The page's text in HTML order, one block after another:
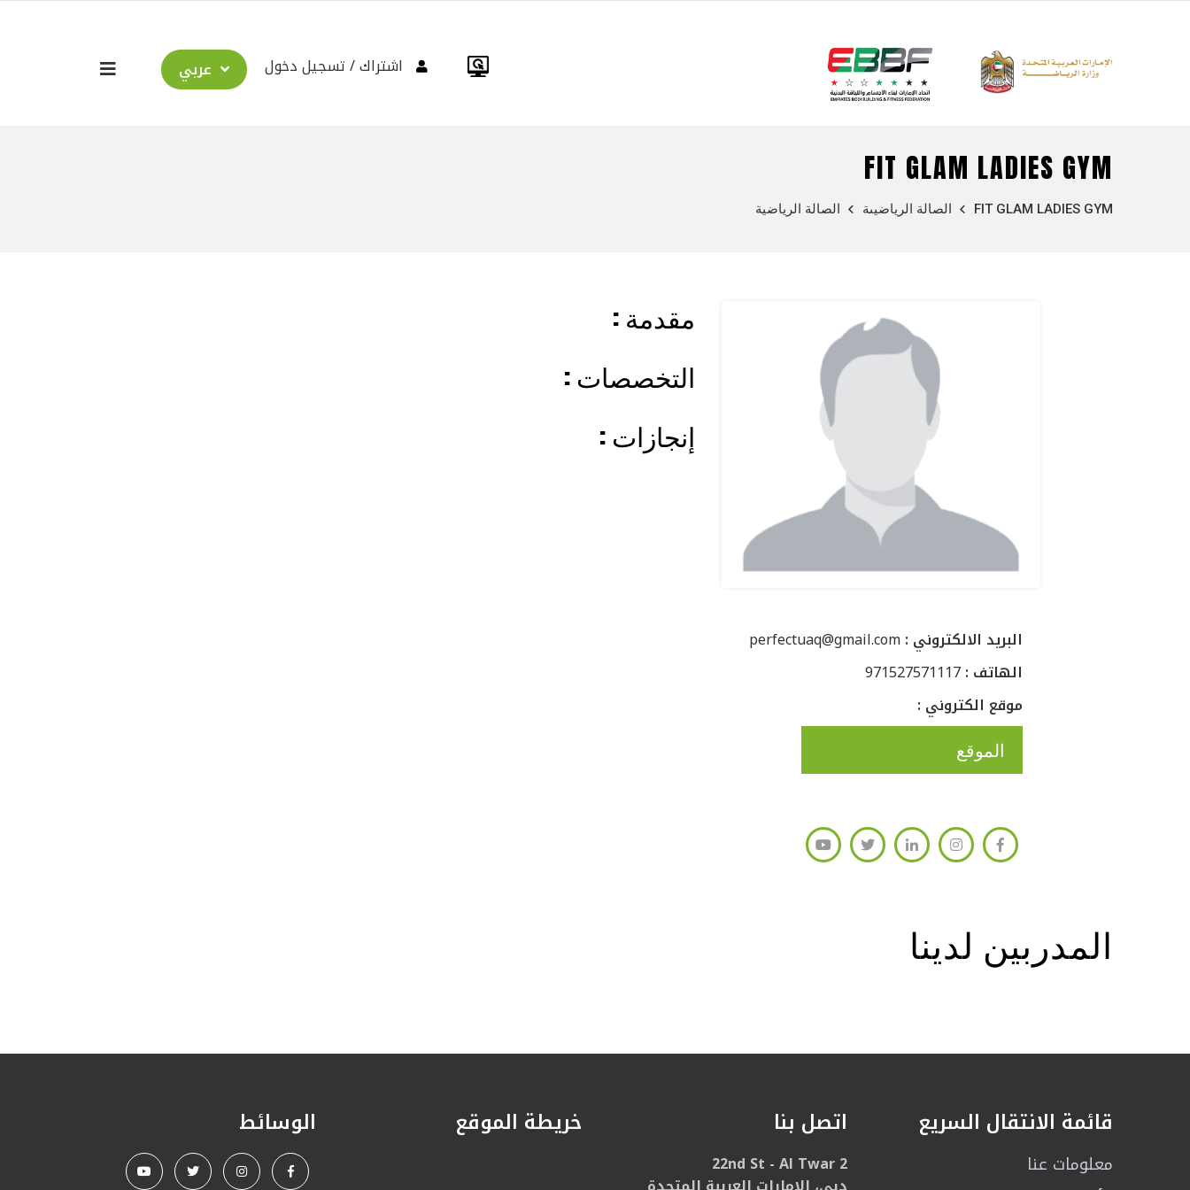
عربي تسجيل دخول اشتراك
FIT GLAM LADIES GYM
الصالة الرياضية الصالة الرياضيىة FIT GLAM LADIES GYM
: مقدمة
: التخصصات
: إنجازات
perfectuaq@gmail.com : البريد الالكتروني
971527571117 : الهاتف
: موقع الكتروني
الموقع
المدربين لدينا
الوسائط خريطة الموقع اتصل بنا
22nd St - Al Twar 2
قائمة الانتقال السريع
معلومات عنا